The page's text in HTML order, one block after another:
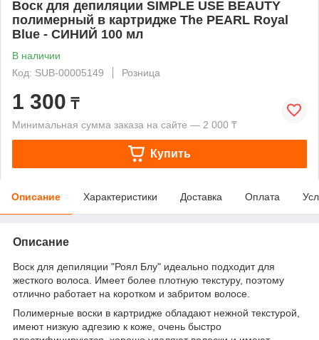
Воск для депиляции SIMPLE USE BEAUTY
полимерный в картридже The PEARL Royal
Blue - СИНИЙ 100 мл
В наличии
Код: SUB-00005149
Розница
1 300 ₸
Минимальная сумма заказа на сайте — 2 000 ₸
Купить
Описание Характеристики Доставка Оплата
Описание
Воск для депиляции "Роял Блу" идеально подходит для
жесткого волоса. Имеет более плотную текстуру, поэтому
отлично работает на коротком и забритом волосе.
Полимерные воски в картридже обладают нежной текстурой,
имеют низкую адгезию к коже, очень быстро